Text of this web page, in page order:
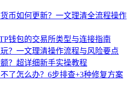
币如何更新？一文理清全流程操作
钱包的交易所类型与连接指南
？一文理清操作流程与风险要点
？超详细新手实操教程
了怎么办？6步排查+3种修复方案